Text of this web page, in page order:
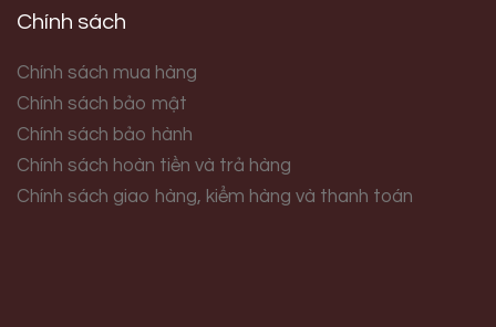
Chính sách
Chính sách mua hàng
Chính sách bảo mật
Chính sách bảo hành
Chính sách hoàn tiền và trả hàng
Chính sách giao hàng, kiểm hàng và thanh toán